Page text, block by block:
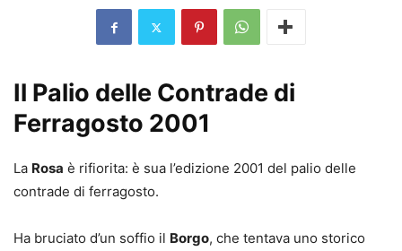
Il Palio delle Contrade di
Ferragosto 2001
La Rosa è rifiorita: è sua l’edizione 2001 del palio delle
contrade di ferragosto.
Ha bruciato d’un soffio il Borgo, che tentava uno storico